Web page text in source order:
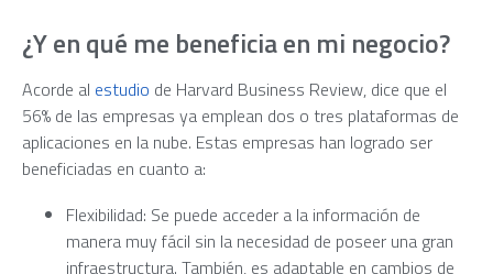
¿Y en qué me beneficia en mi negocio?
Acorde al estudio de Harvard Business Review, dice que el
56% de las empresas ya emplean dos o tres plataformas de
aplicaciones en la nube. Estas empresas han logrado ser
beneficiadas en cuanto a:
Flexibilidad: Se puede acceder a la información de
manera muy fácil sin la necesidad de poseer una gran
infraestructura. También, es adaptable en cambios de